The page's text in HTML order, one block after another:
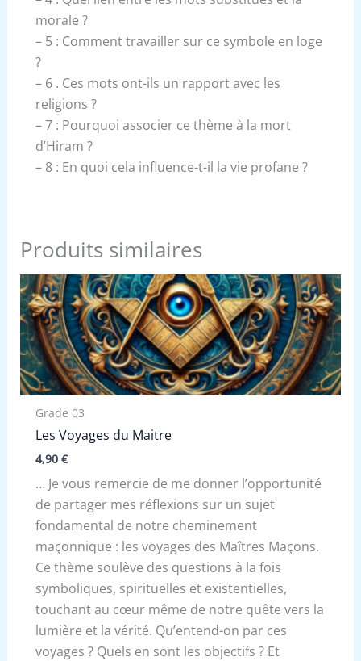
morale ?
– 5 : Comment travailler sur ce symbole en loge
?
– 6 . Ces mots ont-ils un rapport avec les
religions ?
– 7 : Pourquoi associer ce thème à la mort
d’Hiram ?
– 8 : En quoi cela influence-t-il la vie profane ?
Produits similaires
Grade 03
Les Voyages du Maitre
4,90 €
… Je vous remercie de me donner l’opportunité
de partager mes réflexions sur un sujet
fondamental de notre cheminement
maçonnique : les voyages des Maîtres Maçons.
Ce thème soulève des questions à la fois
symboliques, spirituelles et existentielles,
touchant au cœur même de notre quête vers la
lumière et la vérité. Qu’entend-on par ces
voyages ? Quels en sont les objectifs ? Et